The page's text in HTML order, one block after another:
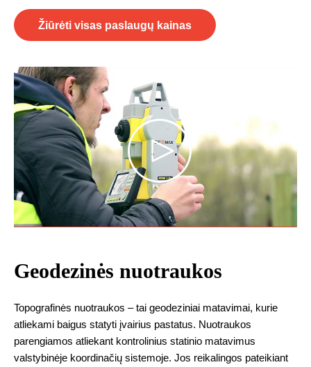
Žiūrėti visas paslaugų kainas
Geodezinės nuotraukos
Topografinės nuotraukos – tai geodeziniai matavimai, kurie
atliekami baigus statyti įvairius pastatus. Nuotraukos
parengiamos atliekant kontrolinius statinio matavimus
valstybinėje koordinačių sistemoje. Jos reikalingos pateikiant